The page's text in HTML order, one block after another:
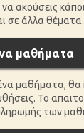
ακούσεις
σε άλλα θέματα.
μαθήματα
μαθήματα, θα
Το
των